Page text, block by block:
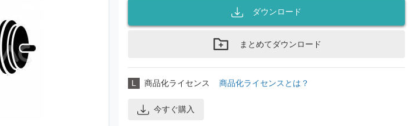
ダウンロード
まとめてダウンロード
L 商品化ライセンス 商品化ライセンスとは？
今すぐ購入